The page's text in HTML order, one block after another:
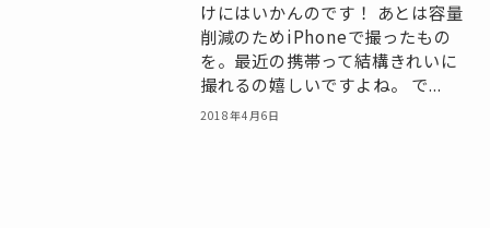
けにはいかんのです！ あとは容量
削減のためiPhoneで撮ったもの
を。最近の携帯って結構きれいに
撮れるの嬉しいですよね。 で...
2018年4月6日